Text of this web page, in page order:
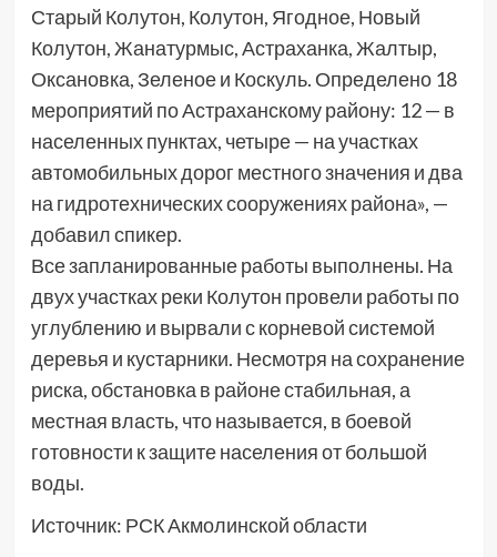
Старый Колутон, Колутон, Ягодное, Новый
Колутон, Жанатурмыс, Астраханка, Жалтыр,
Оксановка, Зеленое и Коскуль. Определено 18
мероприятий по Астраханскому району: 12 — в
населенных пунктах, четыре — на участках
автомобильных дорог местного значения и два
на гидротехнических сооружениях района», —
добавил спикер.
Все запланированные работы выполнены. На
двух участках реки Колутон провели работы по
углублению и вырвали с корневой системой
деревья и кустарники. Несмотря на сохранение
риска, обстановка в районе стабильная, а
местная власть, что называется, в боевой
готовности к защите населения от большой
воды.
Источник: РСК Акмолинской области